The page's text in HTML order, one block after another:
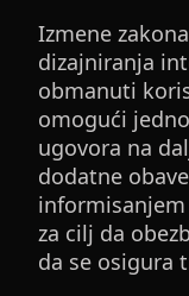
Izmene
dizajniranja
obmanuti
omogući
ugovora na
dodatne
za cilj da
da se osigura